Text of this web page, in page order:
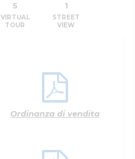
5
VIRTUAL
TOUR
1
STREET
VIEW
Ordinanza di vendita